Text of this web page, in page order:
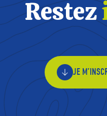
Restez
JE